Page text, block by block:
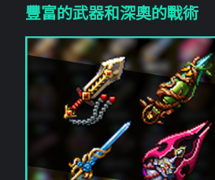
豐富的武器和深奧的戰術